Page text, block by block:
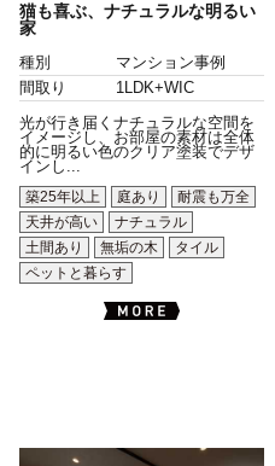
猫も喜ぶ、ナチュラルな明るい
家
種別
マンション事例
間取り
1LDK+WIC
光が行き届くナチュラルな空間を
イメージし、お部屋の素材は全体
的に明るい色のクリア塗装でデザ
インし...
築25年以上
庭あり
耐震も万全
天井が高い
ナチュラル
土間あり
無垢の木
タイル
ペットと暮らす